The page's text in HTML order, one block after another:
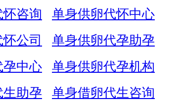
咨询
单身供卵代怀中心
公司
单身供卵代孕助孕
孕中心
单身供卵代孕机构
助孕
单身借卵代生咨询